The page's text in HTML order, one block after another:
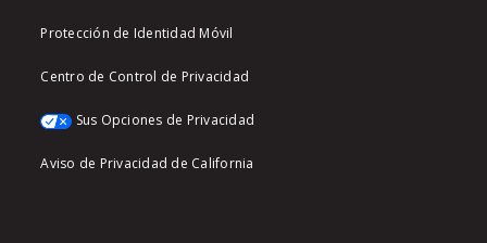
Protección de Identidad Móvil
Centro de Control de Privacidad
Sus Opciones de Privacidad
Aviso de Privacidad de California